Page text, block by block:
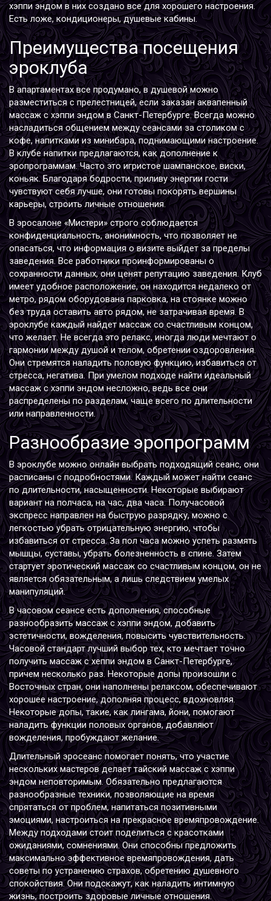
хэппи эндом в них создано все для хорошего настроения.
Есть ложе, кондиционеры, душевые кабины.
Преимущества посещения
эроклуба
В апартаментах все продумано, в душевой можно
разместиться с прелестницей, если заказан аквапенный
массаж с хэппи эндом в Санкт-Петербурге. Всегда можно
насладиться общением между сеансами за столиком с
кофе, напитками из минибара, поднимающими настроение.
В клубе напитки предлагаются, как дополнение к
эропрограммам. Часто это игристое шампанское, виски,
коньяк. Благодаря бодрости, приливу энергии гости
чувствуют себя лучше, они готовы покорять вершины
карьеры, строить личные отношения.
В эросалоне «Мистери» строго соблюдается
конфиденциальность, анонимность, что позволяет не
опасаться, что информация о визите выйдет за пределы
заведения. Все работники проинформированы о
сохранности данных, они ценят репутацию заведения. Клуб
имеет удобное расположение, он находится недалеко от
метро, рядом оборудована парковка, на стоянке можно
без труда оставить авто рядом, не затрачивая время. В
эроклубе каждый найдет массаж со счастливым концом,
что желает. Не всегда это релакс, иногда люди мечтают о
гармонии между душой и телом, обретении оздоровления.
Они стремятся наладить половую функцию, избавиться от
стресса, негатива. При умелом подходе найти идеальный
массаж с хэппи эндом несложно, ведь все они
распределены по разделам, чаще всего по длительности
или направленности.
Разнообразие эропрограмм
В эроклубе можно онлайн выбрать подходящий сеанс, они
расписаны с подробностями. Каждый может найти сеанс
по длительности, насыщенности. Некоторые выбирают
вариант на полчаса, на час, два часа. Получасовой
экспресс направлен на быструю разрядку, можно с
легкостью убрать отрицательную энергию, чтобы
избавиться от стресса. За пол часа можно успеть размять
мышцы, суставы, убрать болезненность в спине. Затем
стартует эротический массаж со счастливым концом, он не
является обязательным, а лишь следствием умелых
манипуляций.
В часовом сеансе есть дополнения, способные
разнообразить массаж с хэппи эндом, добавить
эстетичности, вожделения, повысить чувствительность.
Часовой стандарт лучший выбор тех, кто мечтает точно
получить массаж с хеппи эндом в Санкт-Петербурге,
причем несколько раз. Некоторые допы произошли с
Восточных стран, они наполнены релаксом, обеспечивают
хорошее настроение, дополняя процесс, вдохновляя.
Некоторые допы, такие, как лингама, йони, помогают
наладить функции половых органов, добавляют
вожделения, пробуждают желание.
Длительный эросеанс помогает понять, что участие
нескольких мастеров делает тайский массаж с хэппи
эндом неповторимым. Обязательно предлагаются
разнообразные техники, позволяющие на время
спрятаться от проблем, напитаться позитивными
эмоциями, настроиться на прекрасное времяпровождение.
Между подходами стоит поделиться с красотками
ожиданиями, сомнениями. Они способны предложить
максимально эффективное времяпровождения, дать
советы по устранению страхов, обретению душевного
спокойствия. Они подскажут, как наладить интимную
жизнь, построить здоровые личные отношения.